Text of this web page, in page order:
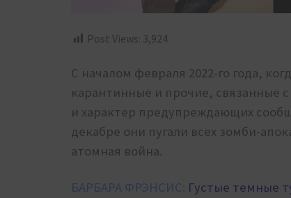
Post Views: 3,924
С началом февраля 2022-го года,
карантинные и прочие, связанные
и характер предупреждающих
декабре они пугали всех зомби-
атомная война.
БАРБАРА ФРЭНСИС: Густые темные